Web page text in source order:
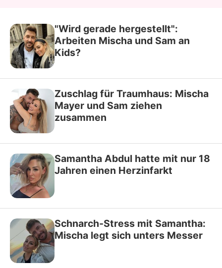
"Wird gerade hergestellt":
Arbeiten Mischa und Sam an
Kids?
Zuschlag für Traumhaus: Mischa
Mayer und Sam ziehen
zusammen
Samantha Abdul hatte mit nur 18
Jahren einen Herzinfarkt
Schnarch-Stress mit Samantha:
Mischa legt sich unters Messer